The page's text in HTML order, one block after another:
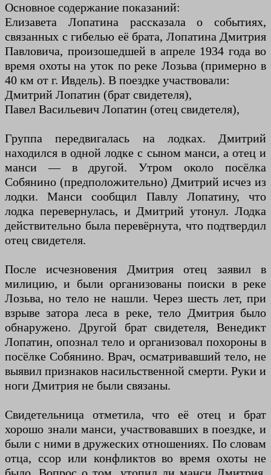
Основное содержание показаний:
Елизавета Лопатина рассказала о событиях,
связанных с гибелью её брата, Лопатина Дмитрия
Павловича, произошедшей в апреле 1934 года во
время охоты на уток по реке Лозьва (примерно в
40 км от г. Ивдель). В поездке участвовали:
Дмитрий Лопатин (брат свидетеля),
Павел Васильевич Лопатин (отец свидетеля),
Группа передвигалась на лодках. Дмитрий
находился в одной лодке с сыном манси, а отец и
манси — в другой. Утром около посёлка
Собянино (предположительно) Дмитрий исчез из
лодки. Манси сообщил Павлу Лопатину, что
лодка перевернулась, и Дмитрий утонул. Лодка
действительно была перевёрнута, что подтвердил
отец свидетеля.
После исчезновения Дмитрия отец заявил в
милицию, и были организованы поиски в реке
Лозьва, но тело не нашли. Через шесть лет, при
взрыве затора леса в реке, тело Дмитрия было
обнаружено. Другой брат свидетеля, Венедикт
Лопатин, опознал тело и организовал похороны в
посёлке Собянино. Врач, осматривавший тело, не
выявил признаков насильственной смерти. Руки и
ноги Дмитрия не были связаны.
Свидетельница отметила, что её отец и брат
хорошо знали манси, участвовавших в поездке, и
были с ними в дружеских отношениях. По словам
отца, ссор или конфликтов во время охоты не